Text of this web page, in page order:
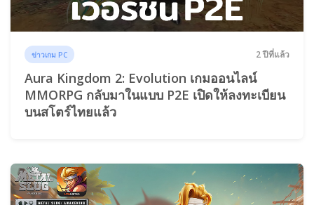
ข่าวเกม PC 2 ปีที่แล้ว
Aura Kingdom 2: Evolution เกมออนไลน์
MMORPG กลับมาในแบบ P2E เปิดให้ลงทะเบียน
บนสโตร์ไทยแล้ว